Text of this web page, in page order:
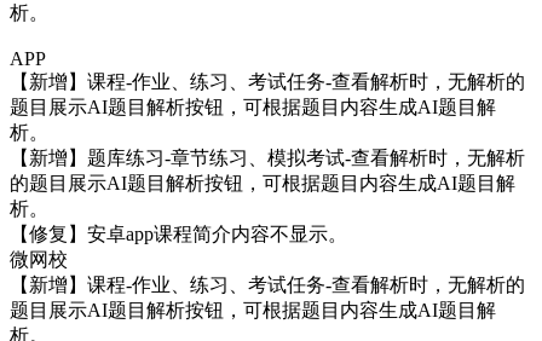
析。
APP
【新增】课程-作业、练习、考试任务-查看解析时，无解析的
题目展示AI题目解析按钮，可根据题目内容生成AI题目解
析。
【新增】题库练习-章节练习、模拟考试-查看解析时，无解析
的题目展示AI题目解析按钮，可根据题目内容生成AI题目解
析。
【修复】安卓app课程简介内容不显示。
微网校
【新增】课程-作业、练习、考试任务-查看解析时，无解析的
题目展示AI题目解析按钮，可根据题目内容生成AI题目解
析。